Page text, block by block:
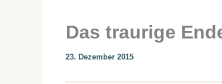
Das traurige
23. Dezember 2015